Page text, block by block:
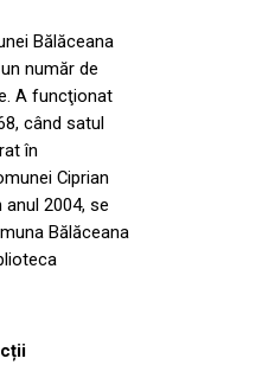
Bălăceana
număr de
A funcţionat
când satul
în
Ciprian
2004, se
Bălăceana